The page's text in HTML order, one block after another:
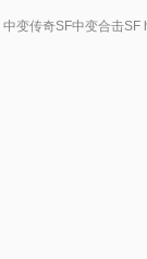
中变传奇SF中变合击SF